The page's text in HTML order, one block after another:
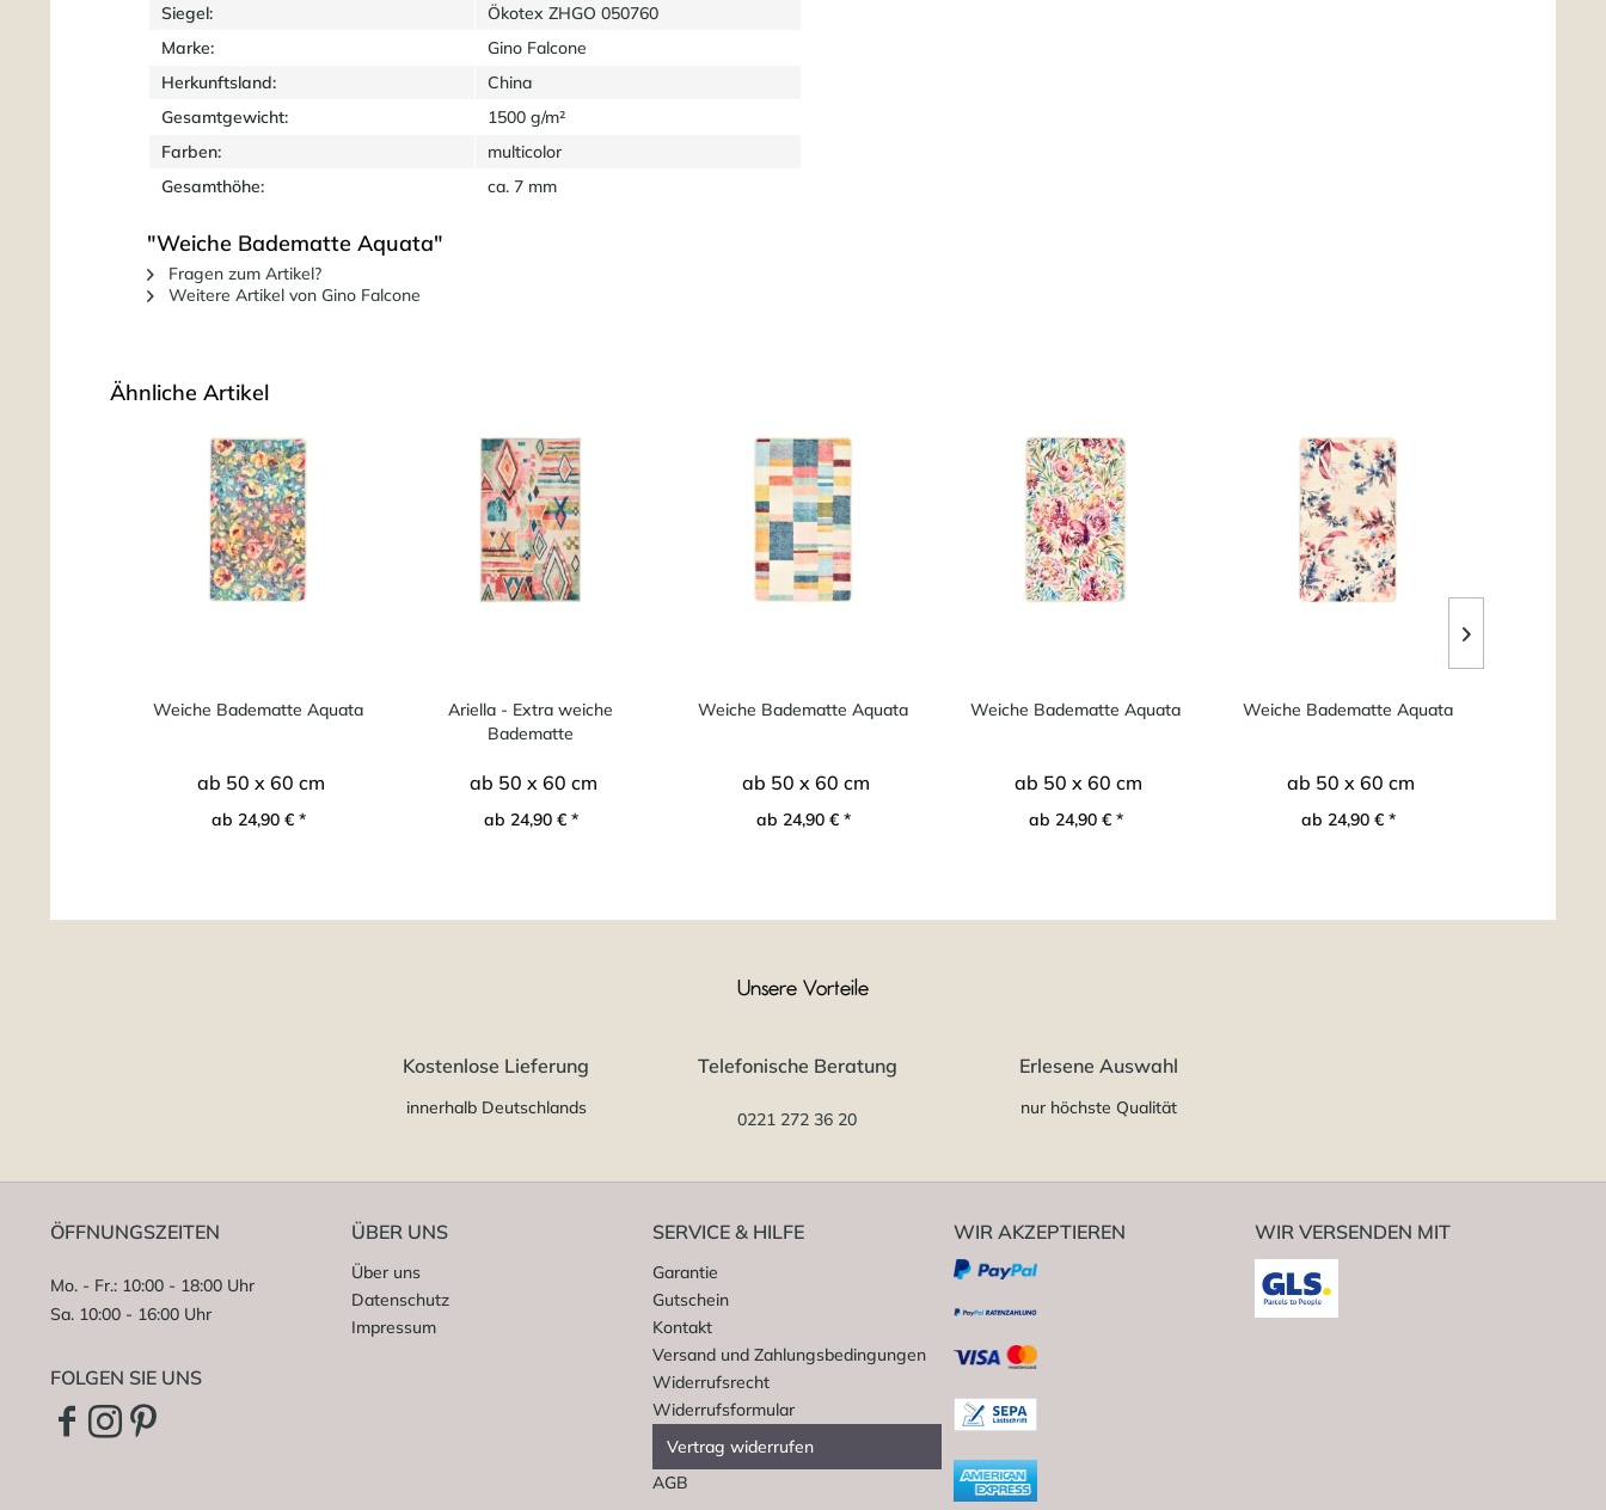
Siegel:
Ökotex ZHGO 050760
Marke:
Gino Falcone
Herkunftsland:
China
Gesamtgewicht:
1500 g/m²
Farben:
multicolor
Gesamthöhe:
ca. 7 mm
"Weiche Badematte Aquata"
Fragen zum Artikel?
Weitere Artikel von Gino Falcone
Ähnliche Artikel
Weiche Badematte Aquata
ab 50 x 60 cm
ab 24,90 € *
Ariella - Extra weiche
Badematte
ab 50 x 60 cm
ab 24,90 € *
Weiche Badematte Aquata
ab 50 x 60 cm
ab 24,90 € *
Weiche Badematte Aquata
ab 50 x 60 cm
ab 24,90 € *
Weiche Badematte Aquata
ab 50 x 60 cm
ab 24,90 € *
Unsere Vorteile
Kostenlose Lieferung
innerhalb Deutschlands
Telefonische Beratung
0221 272 36 20
Erlesene Auswahl
nur höchste Qualität
ÖFFNUNGSZEITEN
Mo. - Fr.: 10:00 - 18:00 Uhr
Sa. 10:00 - 16:00 Uhr
FOLGEN SIE UNS
ÜBER UNS
Über uns
Datenschutz
Impressum
SERVICE & HILFE
Garantie
Gutschein
Kontakt
Versand und Zahlungsbedingungen
Widerrufsrecht
Widerrufsformular
Vertrag widerrufen
AGB
WIR AKZEPTIEREN WIR VERSENDEN MIT